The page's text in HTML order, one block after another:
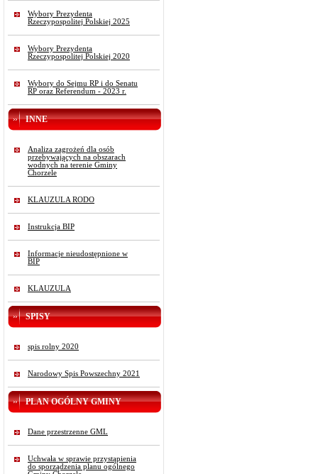
Wybory Prezydenta
Rzeczypospolitej Polskiej 2025
Wybory Prezydenta
Rzeczypospolitej Polskiej 2020
Wybory do Sejmu RP i do Senatu
RP oraz Referendum - 2023 r.
INNE
Analiza zagrożeń dla osób
przebywających na obszarach
wodnych na terenie Gminy
Chorzele
KLAUZULA RODO
Instrukcja BIP
Informacje nieudostępnione w
BIP
KLAUZULA
SPISY
spis rolny 2020
Narodowy Spis Powszechny 2021
PLAN OGÓLNY GMINY
Dane przestrzenne GML
Uchwała w sprawie przystąpienia
do sporządzenia planu ogólnego